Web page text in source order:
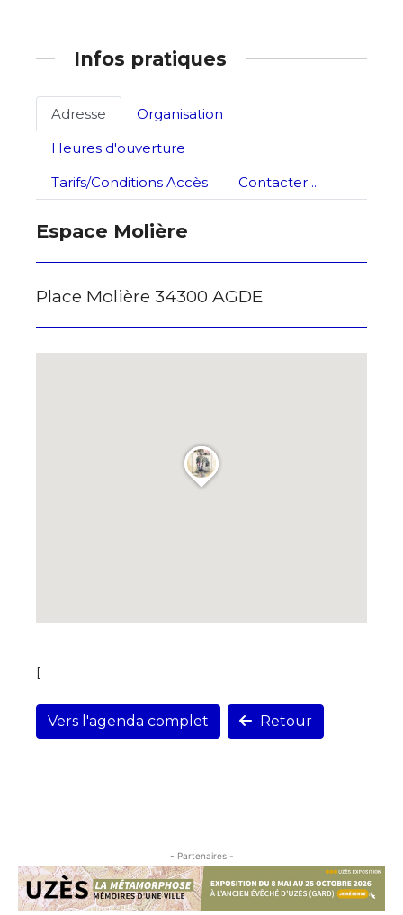
Infos pratiques
Adresse
Organisation
Heures d'ouverture
Tarifs/Conditions Accès
Contacter ...
Espace Molière
Place Molière 34300 AGDE
[
Vers l'agenda complet Retour
- Partenaires -